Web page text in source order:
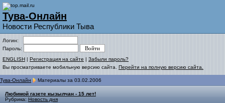
Тува-Онлайн
Новости Республики Тыва
Логин:
Пароль:
ENGLISH | Регистрация на сайте | Забыли пароль?
Вы просматриваете мобильную версию сайта. Перейти на полную версию сайта.
Тува-Онлайн Материалы за 03.02.2006
Любимой газете кызылчан - 15 лет!
Рубрика: Новость дня